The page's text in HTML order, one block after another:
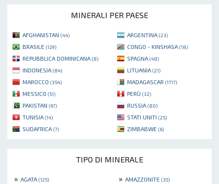
MINERALI PER PAESE
AFGHANISTAN (44) ARGENTINA (23)
BRASILE (129) CONGO - KINSHASA (18)
REPUBBLICA DOMINICANA (8) SPAGNA (48)
INDONESIA (84) LITUANIA (21)
MAROCCO (354) MADAGASCAR (1717)
MESSICO (51) PERÙ (32)
PAKISTAN (67) RUSSIA (80)
TUNISIA (14) STATI UNITI (25)
SUDAFRICA (7) ZIMBABWE (6)
TIPO DI MINERALE
» AGATA (125) » AMAZZONITE (35)